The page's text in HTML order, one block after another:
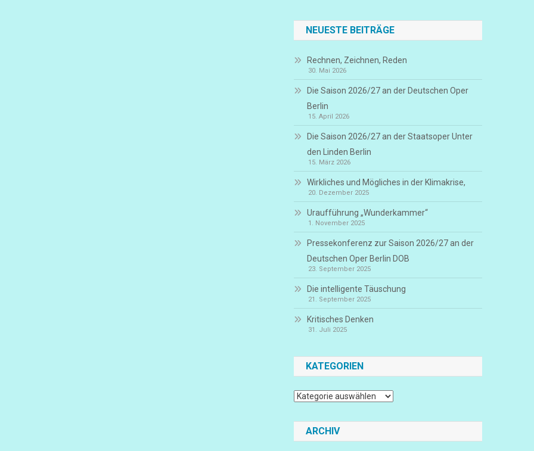
NEUESTE BEITRÄGE
Rechnen, Zeichnen, Reden
30. Mai 2026
Die Saison 2026/27 an der Deutschen Oper
Berlin
15. April 2026
Die Saison 2026/27 an der Staatsoper Unter
den Linden Berlin
15. März 2026
Wirkliches und Mögliches in der Klimakrise,
20. Dezember 2025
Uraufführung „Wunderkammer“
1. November 2025
Pressekonferenz zur Saison 2026/27 an der
Deutschen Oper Berlin DOB
23. September 2025
Die intelligente Täuschung
21. September 2025
Kritisches Denken
31. Juli 2025
KATEGORIEN
Kategorien
ARCHIV